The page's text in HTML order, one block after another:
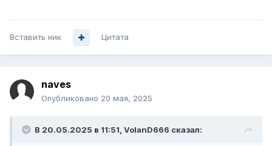
Вставить ник Цитата
naves
Опубликовано 20 мая, 2025
В 20.05.2025 в 11:51, VolanD666 сказал: